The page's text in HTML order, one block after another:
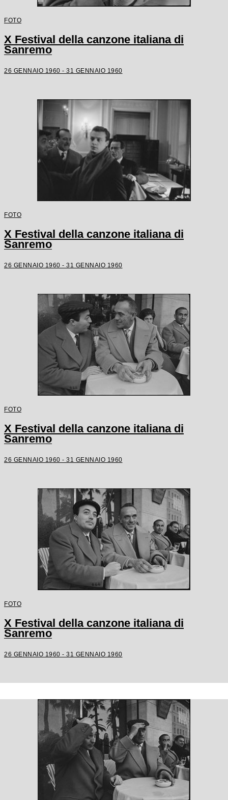
FOTO
X Festival della canzone italiana di
Sanremo
26 GENNAIO 1960 - 31 GENNAIO 1960
FOTO
X Festival della canzone italiana di
Sanremo
26 GENNAIO 1960 - 31 GENNAIO 1960
FOTO
X Festival della canzone italiana di
Sanremo
26 GENNAIO 1960 - 31 GENNAIO 1960
FOTO
X Festival della canzone italiana di
Sanremo
26 GENNAIO 1960 - 31 GENNAIO 1960